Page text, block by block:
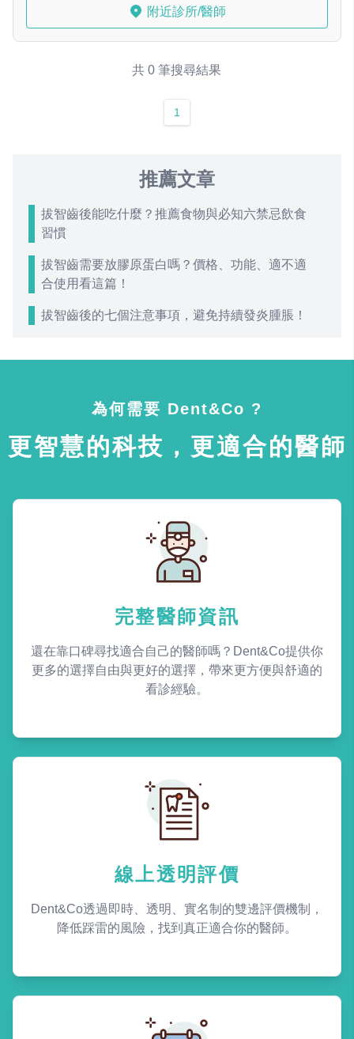
附近診所/醫師
共 0 筆搜尋結果
1
推薦文章
拔智齒後能吃什麼？推薦食物與必知六禁忌飲食
習慣
拔智齒需要放膠原蛋白嗎？價格、功能、適不適
合使用看這篇！
拔智齒後的七個注意事項，避免持續發炎腫脹！
為何需要 Dent&Co ?
更智慧的科技，更適合的醫師
完整醫師資訊
還在靠口碑尋找適合自己的醫師嗎？Dent&Co提供你
更多的選擇自由與更好的選擇，帶來更方便與舒適的
看診經驗。
線上透明評價
Dent&Co透過即時、透明、實名制的雙邊評價機制，
降低踩雷的風險，找到真正適合你的醫師。